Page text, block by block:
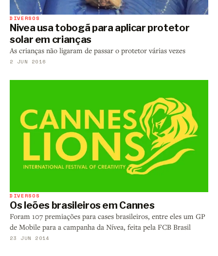
DIVERSOS
Nivea usa tobogã para aplicar protetor
solar em crianças
As crianças não ligaram de passar o protetor várias vezes
2 JUN 2016
DIVERSOS
Os leões brasileiros em Cannes
Foram 107 premiações para cases brasileiros, entre eles um GP
de Mobile para a campanha da Nívea, feita pela FCB Brasil
23 JUN 2014